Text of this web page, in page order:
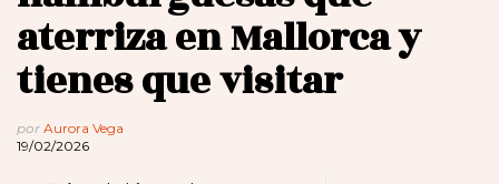
aterriza en Mallorca y
tienes que visitar
por Aurora Vega
19/02/2026